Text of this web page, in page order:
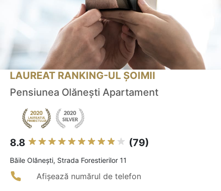
LAUREAT RANKING-UL ȘOIMII
Pensiunea Olănești Apartament
8.8 (79)
Băile Olăneşti, Strada Forestierilor 11
Afișează numărul de telefon